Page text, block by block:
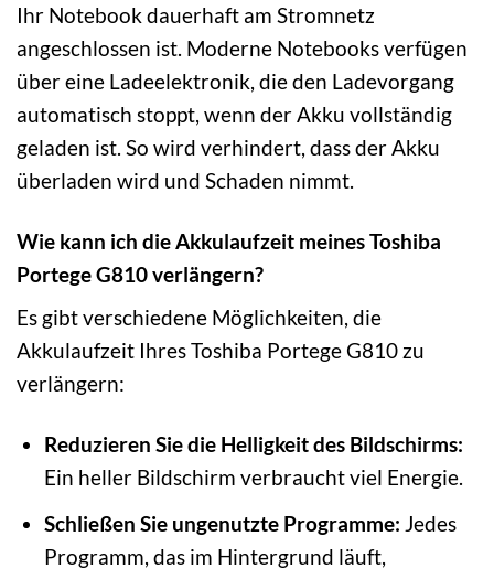
Ihr Notebook dauerhaft am Stromnetz
angeschlossen ist. Moderne Notebooks verfügen
über eine Ladeelektronik, die den Ladevorgang
automatisch stoppt, wenn der Akku vollständig
geladen ist. So wird verhindert, dass der Akku
überladen wird und Schaden nimmt.
Wie kann ich die Akkulaufzeit meines Toshiba
Portege G810 verlängern?
Es gibt verschiedene Möglichkeiten, die
Akkulaufzeit Ihres Toshiba Portege G810 zu
verlängern:
Reduzieren Sie die Helligkeit des Bildschirms:
Ein heller Bildschirm verbraucht viel Energie.
Schließen Sie ungenutzte Programme: Jedes
Programm, das im Hintergrund läuft,